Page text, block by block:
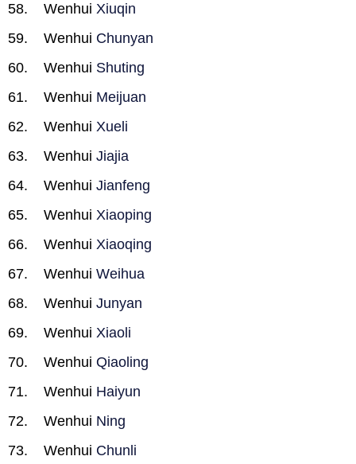
Wenhui Xiuqin
Wenhui Chunyan
Wenhui Shuting
Wenhui Meijuan
Wenhui Xueli
Wenhui Jiajia
Wenhui Jianfeng
Wenhui Xiaoping
Wenhui Xiaoqing
Wenhui Weihua
Wenhui Junyan
Wenhui Xiaoli
Wenhui Qiaoling
Wenhui Haiyun
Wenhui Ning
Wenhui Chunli